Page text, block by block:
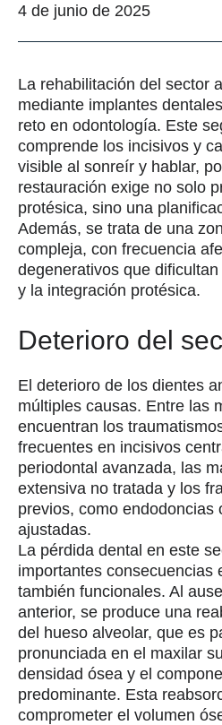
4 de junio de 2025
La rehabilitación del sector
mediante implantes
reto en odontología. Este
comprende los incisivos y
visible al sonreír y hablar,
restauración exige no solo
protésica, sino una
Además, se trata de una
compleja, con frecuencia
degenerativos que
y la integración protésica.
Deterioro del
El deterioro de los dientes
múltiples causas. Entre las
encuentran los
frecuentes en incisivos
periodontal avanzada, las
extensiva no tratada y los
previos, como endodoncias
ajustadas.
La pérdida dental en este
importantes consecuencias
también funcionales. Al
anterior, se produce una
del hueso alveolar, que es
pronunciada en el maxilar
densidad ósea y el
predominante. Esta
comprometer el volumen